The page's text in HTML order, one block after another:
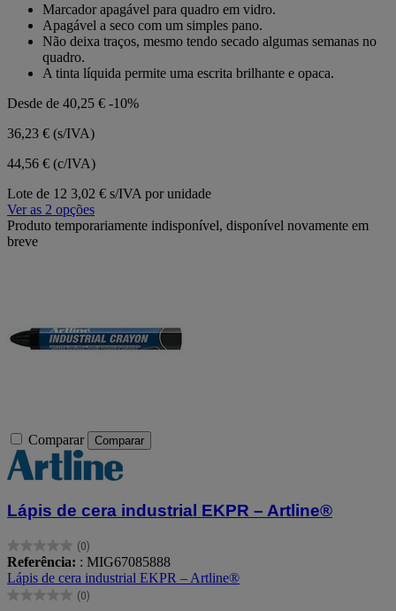
estrelas.
Marcador apagável para quadro em vidro.
Apagável a seco com um simples pano.
Não deixa traços, mesmo tendo secado algumas semanas no
quadro.
A tinta líquida permite uma escrita brilhante e opaca.
Desde de 40,25 € -10%
36,23 € (s/IVA)
44,56 € (c/IVA)
Lote de 12 3,02 € s/IVA por unidade
Ver as 2 opções
Produto temporariamente indisponível, disponível novamente em
breve
Comparar Comparar
Lápis de cera industrial EKPR – Artline®
(0)
0.0
em
5
estrelas.
Referência: : MIG67085888
Lápis de cera industrial EKPR – Artline®
(0)
0.0